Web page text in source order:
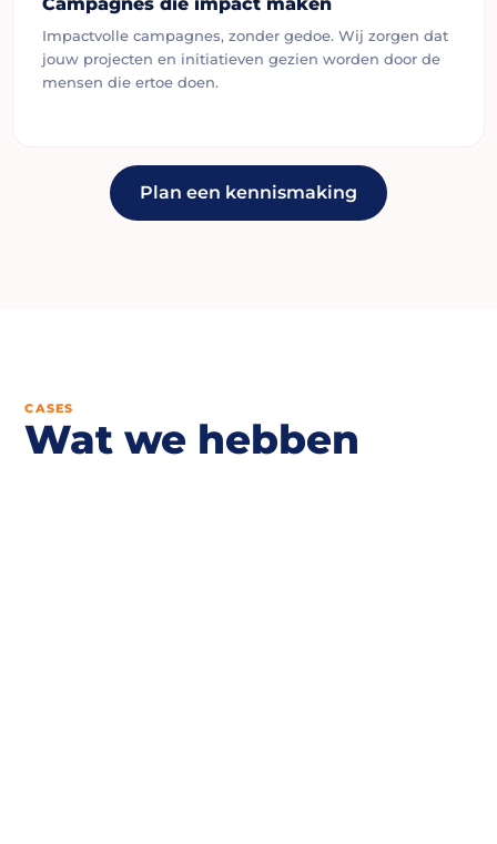
Campagnes die impact maken
Impactvolle campagnes, zonder gedoe. Wij zorgen dat
jouw projecten en initiatieven gezien worden door de
mensen die ertoe doen.
Plan een kennismaking
CASES
Wat we hebben